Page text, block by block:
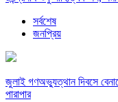
সর্বশেষ
জনপ্রিয়
জুলাই গণঅভ্যুত্থান দিবসে
পারাপার